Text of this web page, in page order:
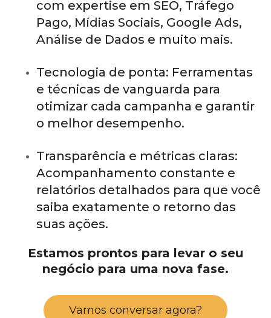
com expertise em SEO, Tráfego
Pago, Mídias Sociais, Google Ads,
Análise de Dados e muito mais.
Tecnologia de ponta: Ferramentas
e técnicas de vanguarda para
otimizar cada campanha e garantir
o melhor desempenho.
Transparência e métricas claras:
Acompanhamento constante e
relatórios detalhados para que você
saiba exatamente o retorno das
suas ações.
Estamos prontos para levar o seu
negócio para uma nova fase.
Vamos conversar agora?